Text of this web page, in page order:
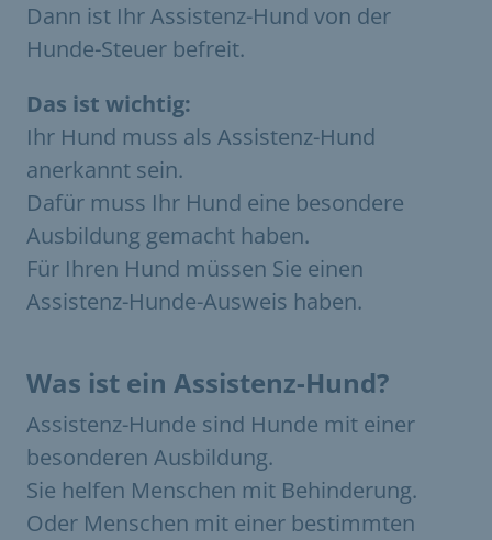
Dann ist Ihr Assistenz-Hund von der
Hunde-Steuer befreit.
Das ist wichtig:
Ihr Hund muss als Assistenz-Hund
anerkannt sein.
Dafür muss Ihr Hund eine besondere
Ausbildung gemacht haben.
Für Ihren Hund müssen Sie einen
Assistenz-Hunde-Ausweis haben.
Was ist ein Assistenz-Hund?
Assistenz-Hunde sind Hunde mit einer
besonderen Ausbildung.
Sie helfen Menschen mit Behinderung.
Oder Menschen mit einer bestimmten